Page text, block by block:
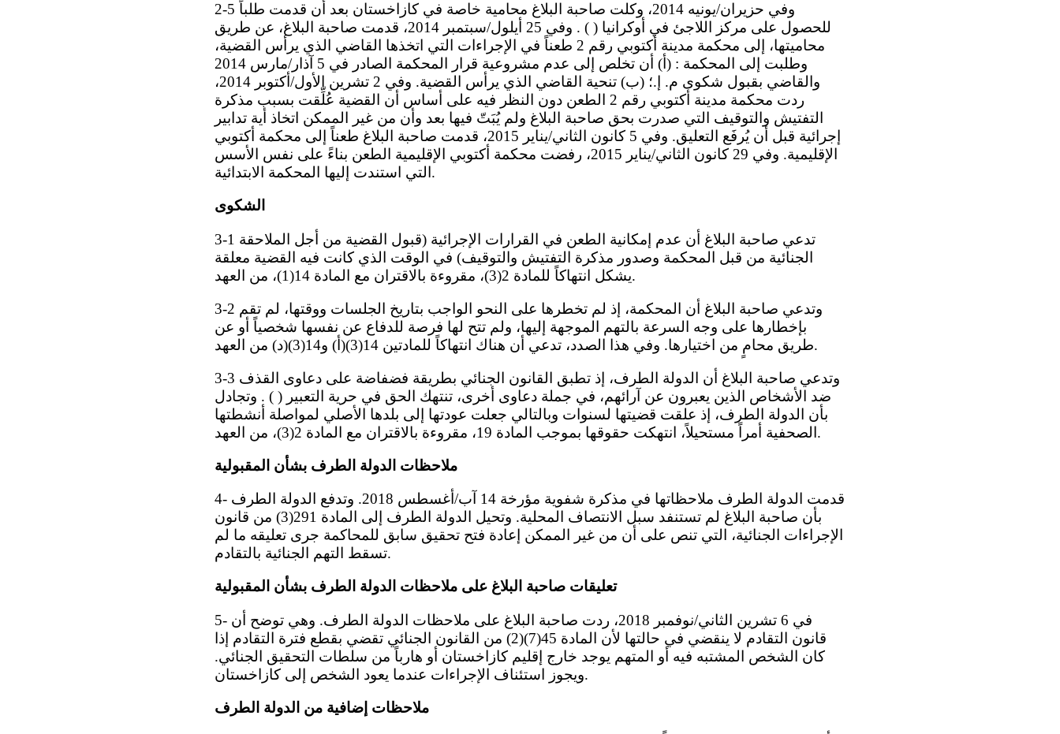
2-5 وفي حزيران/يونيه 2014، وكلت صاحبة البلاغ محامية خاصة في كازاخستان بعد أن قدمت طلباً
للحصول على مركز اللاجئ في أوكرانيا ( ) . وفي 25 أيلول/سبتمبر 2014، قدمت صاحبة البلاغ، عن طريق
محاميتها، إلى محكمة مدينة أكتوبي رقم 2 طعناً في الإجراءات التي اتخذها القاضي الذي يرأس القضية،
وطلبت إلى المحكمة : (أ) أن تخلص إلى عدم مشروعية قرار المحكمة الصادر في 5 آذار/مارس 2014
والقاضي بقبول شكوى م. إ.؛ (ب) تنحية القاضي الذي يرأس القضية. وفي 2 تشرين الأول/أكتوبر 2014،
ردت محكمة مدينة أكتوبي رقم 2 الطعن دون النظر فيه على أساس أن القضية عُلِّقت بسبب مذكرة
التفتيش والتوقيف التي صدرت بحق صاحبة البلاغ ولم يُبَتّ فيها بعد وأن من غير الممكن اتخاذ أية تدابير
إجرائية قبل أن يُرفَع التعليق. وفي 5 كانون الثاني/يناير 2015، قدمت صاحبة البلاغ طعناً إلى محكمة أكتوبي
الإقليمية. وفي 29 كانون الثاني/يناير 2015، رفضت محكمة أكتوبي الإقليمية الطعن بناءً على نفس الأسس
التي استندت إليها المحكمة الابتدائية.
الشكوى
3-1 تدعي صاحبة البلاغ أن عدم إمكانية الطعن في القرارات الإجرائية (قبول القضية من أجل الملاحقة
الجنائية من قبل المحكمة وصدور مذكرة التفتيش والتوقيف) في الوقت الذي كانت فيه القضية معلقة
يشكل انتهاكاً للمادة 2(3)، مقروءة بالاقتران مع المادة 14(1)، من العهد.
3-2 وتدعي صاحبة البلاغ أن المحكمة، إذ لم تخطرها على النحو الواجب بتاريخ الجلسات ووقتها، لم تقم
بإخطارها على وجه السرعة بالتهم الموجهة إليها، ولم تتح لها فرصة للدفاع عن نفسها شخصياً أو عن
طريق محامٍ من اختيارها. وفي هذا الصدد، تدعي أن هناك انتهاكاً للمادتين 14(3)(أ) و14(3)(د) من العهد.
3-3 وتدعي صاحبة البلاغ أن الدولة الطرف، إذ تطبق القانون الجنائي بطريقة فضفاضة على دعاوى القذف
ضد الأشخاص الذين يعبرون عن آرائهم، في جملة دعاوى أخرى، تنتهك الحق في حرية التعبير ( ) . وتجادل
بأن الدولة الطرف، إذ علقت قضيتها لسنوات وبالتالي جعلت عودتها إلى بلدها الأصلي لمواصلة أنشطتها
الصحفية أمراً مستحيلاً، انتهكت حقوقها بموجب المادة 19، مقروءة بالاقتران مع المادة 2(3)، من العهد.
ملاحظات الدولة الطرف بشأن المقبولية
4- قدمت الدولة الطرف ملاحظاتها في مذكرة شفوية مؤرخة 14 آب/أغسطس 2018. وتدفع الدولة الطرف
بأن صاحبة البلاغ لم تستنفد سبل الانتصاف المحلية. وتحيل الدولة الطرف إلى المادة 291(3) من قانون
الإجراءات الجنائية، التي تنص على أن من غير الممكن إعادة فتح تحقيق سابق للمحاكمة جرى تعليقه ما لم
تسقط التهم الجنائية بالتقادم.
تعليقات صاحبة البلاغ على ملاحظات الدولة الطرف بشأن المقبولية
5- في 6 تشرين الثاني/نوفمبر 2018، ردت صاحبة البلاغ على ملاحظات الدولة الطرف. وهي توضح أن
قانون التقادم لا ينقضي في حالتها لأن المادة 45(7)(2) من القانون الجنائي تقضي بقطع فترة التقادم إذا
كان الشخص المشتبه فيه أو المتهم يوجد خارج إقليم كازاخستان أو هارباً من سلطات التحقيق الجنائي.
ويجوز استئناف الإجراءات عندما يعود الشخص إلى كازاخستان.
ملاحظات إضافية من الدولة الطرف